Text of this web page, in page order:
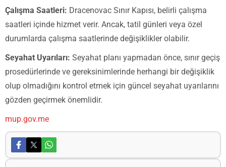
Çalışma Saatleri: Dracenovac Sınır Kapısı, belirli çalışma
saatleri içinde hizmet verir. Ancak, tatil günleri veya özel
durumlarda çalışma saatlerinde değişiklikler olabilir.
Seyahat Uyarıları: Seyahat planı yapmadan önce, sınır geçiş
prosedürlerinde ve gereksinimlerinde herhangi bir değişiklik
olup olmadığını kontrol etmek için güncel seyahat uyarılarını
gözden geçirmek önemlidir.
mup.gov.me